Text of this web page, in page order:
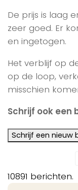
De prijs is laag
zeer goed. Er
en ingetogen.
Het verblijf op
op de loop,
misschien
Schrijf ook een
10891 berichten.